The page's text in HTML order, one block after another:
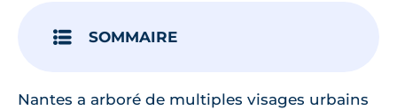
SOMMAIRE
Nantes a arboré de multiples visages urbains